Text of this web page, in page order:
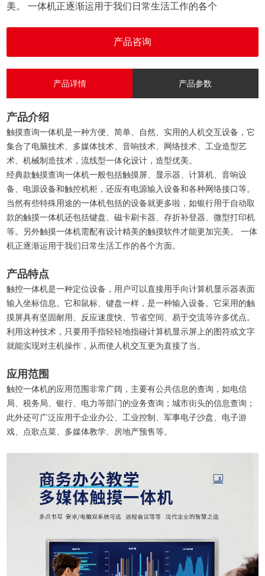
美。 一体机正逐渐运用于我们日常生活工作的各个
产品咨询
产品详情 产品参数
产品介绍
触摸查询一体机是一种方便、简单、自然、实用的人机交互设备，它
集合了电脑技术、多媒体技术、音响技术、网络技术、工业造型艺
术、机械制造技术，流线型一体化设计，造型优美。
经典款触摸查询一体机一般包括触摸屏、显示器、计算机、音响设
备、电源设备和触控机柜，还应有电源输入设备和各种网络接口等。
当然有些特殊用途的一体机包括的设备就更多啦，如银行用于自动取
款的触摸一体机还包括键盘、磁卡刷卡器、存折补登器、微型打印机
等。另外触摸一体机需配有设计精美的触摸软件才能更加完美。 一体
机正逐渐运用于我们日常生活工作的各个方面。
产品特点
触控一体机是一种定位设备，用户可以直接用手向计算机显示器表面
输入坐标信息。它和鼠标、键盘一样，是一种输入设备。它采用的触
摸屏具有坚固耐用、反应速度快、节省空间、易于交流等许多优点。
利用这种技术，只要用手指轻轻地指碰计算机显示屏上的图符或文字
就能实现对主机操作，从而使人机交互更为直接了当。
应用范围
触控一体机的应用范围非常广阔，主要有公共信息的查询，如电信
局、税务局、银行、电力等部门的业务查询；城市街头的信息查询；
此外还可广泛应用于企业办公、工业控制、军事电子沙盘、电子游
戏、点歌点菜、多媒体教学、房地产预售等。